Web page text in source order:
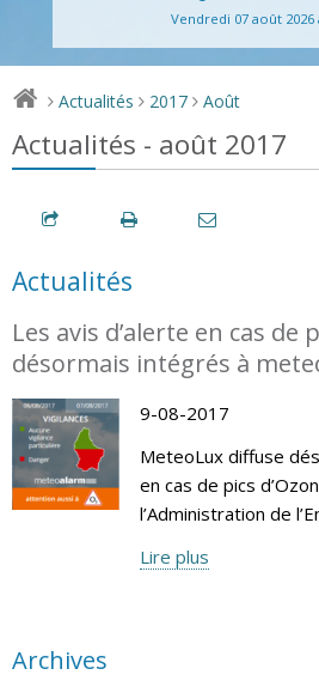
Vendredi 07 août 2026
> Actualités > 2017 > Août
Actualités - août 2017
Actualités
Les avis d’alerte en cas de
désormais intégrés à
9-08-2017
MeteoLux diffuse
en cas de pics
l’Administration de
Lire plus
Archives